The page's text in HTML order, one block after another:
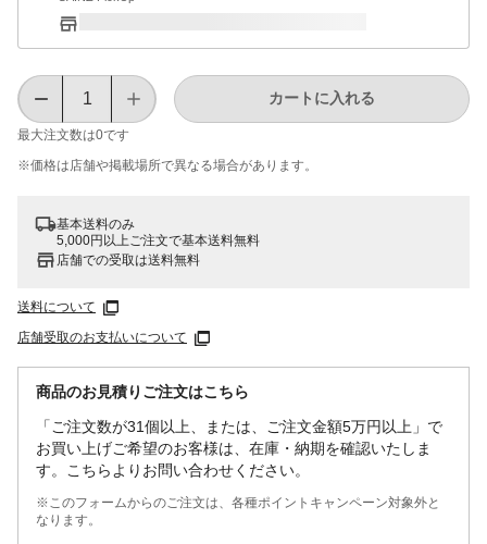
最大注文数は0です
カートに入れる
※価格は​店舗や​掲載場所で​異なる​場合が​あります。
基本送料のみ
5,000円以上ご注文で基本送料無料
店舗での受取は送料無料
送料について
店舗受取のお支払いについて
商品のお見積りご注文はこちら
「ご注文数が31個以上、または、ご注文金額5万円以上」で
お買い上げご希望のお客様は、在庫・納期を確認いたしま
す。こちらよりお問い合わせください。
※このフォームからのご注文は、各種ポイントキャンペーン対象外と
なります。